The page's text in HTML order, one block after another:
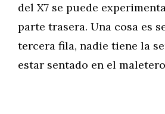
del X7 se puede
parte trasera. Una cosa es
tercera fila, nadie tiene la
estar sentado en el